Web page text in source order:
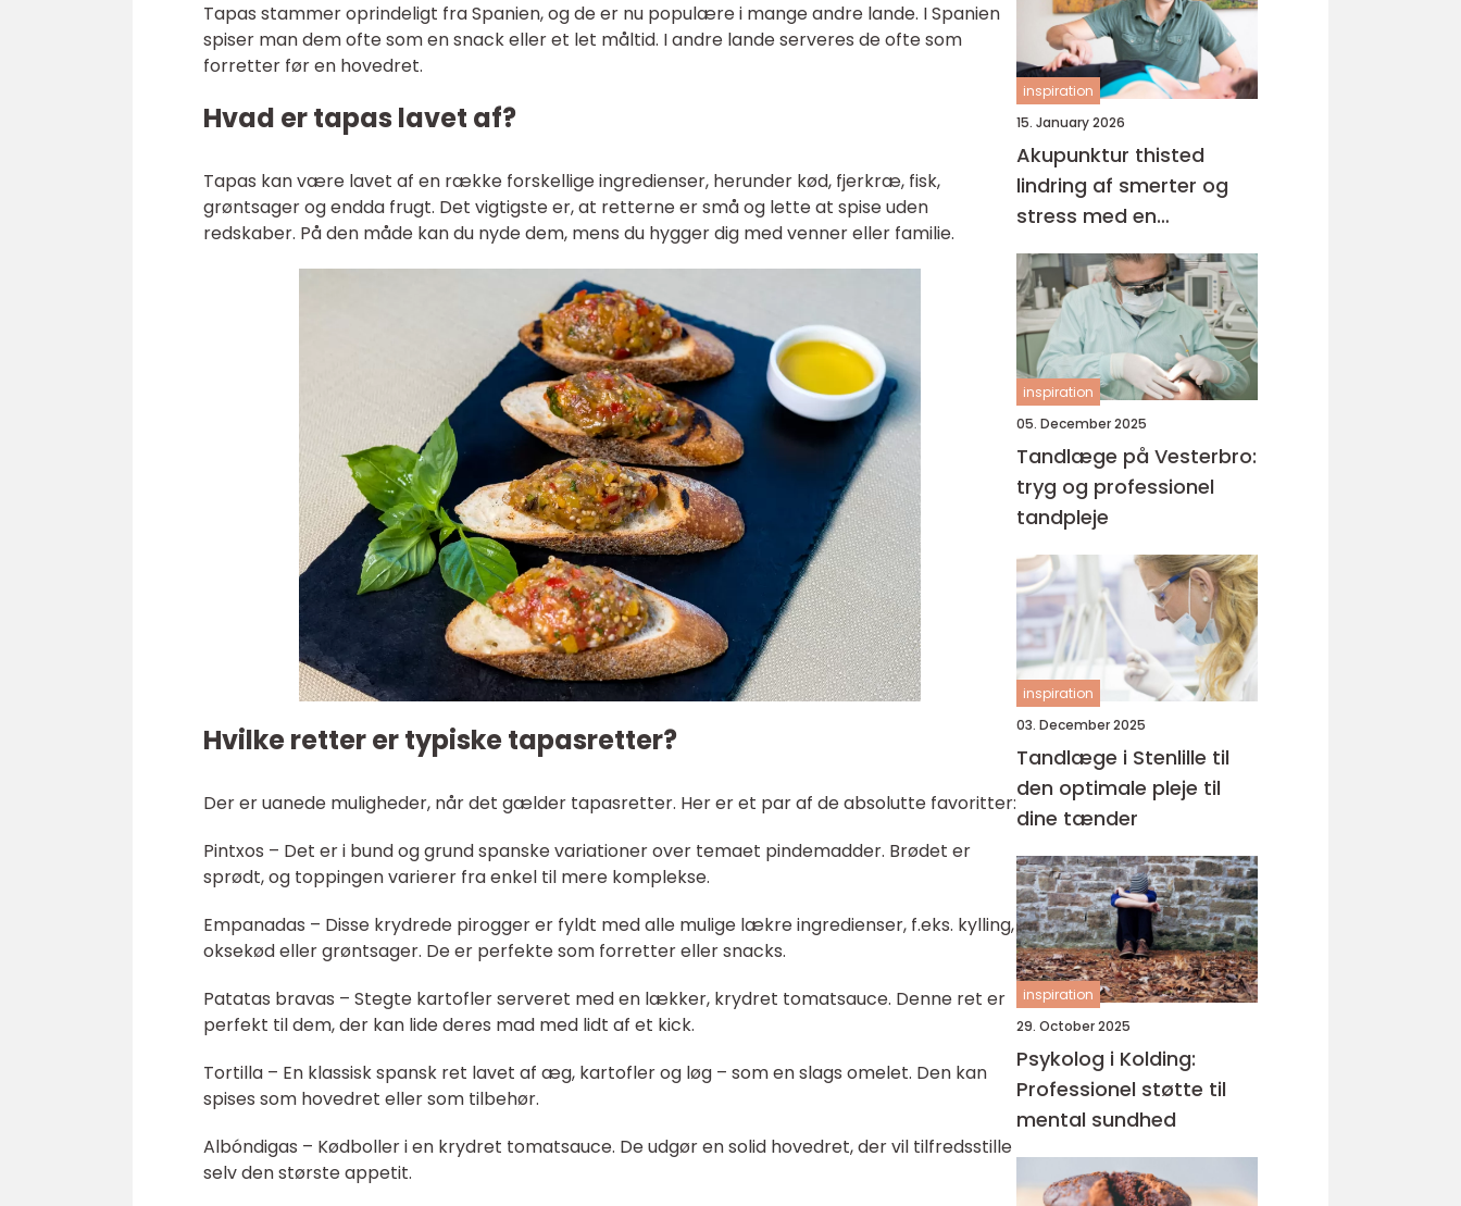
Tapas stammer oprindeligt fra Spanien, og de er nu populære i mange andre lande. I Spanien
spiser man dem ofte som en snack eller et let måltid. I andre lande serveres de ofte som
forretter før en hovedret.
Hvad er tapas lavet af?
Tapas kan være lavet af en række forskellige ingredienser, herunder kød, fjerkræ, fisk,
grøntsager og endda frugt. Det vigtigste er, at retterne er små og lette at spise uden
redskaber. På den måde kan du nyde dem, mens du hygger dig med venner eller familie.
Hvilke retter er typiske tapasretter?
Der er uanede muligheder, når det gælder tapasretter. Her er et par af de absolutte favoritter:
Pintxos – Det er i bund og grund spanske variationer over temaet pindemadder. Brødet er
sprødt, og toppingen varierer fra enkel til mere komplekse.
Empanadas – Disse krydrede pirogger er fyldt med alle mulige lækre ingredienser, f.eks. kylling,
oksekød eller grøntsager. De er perfekte som forretter eller snacks.
Patatas bravas – Stegte kartofler serveret med en lækker, krydret tomatsauce. Denne ret er
perfekt til dem, der kan lide deres mad med lidt af et kick.
Tortilla – En klassisk spansk ret lavet af æg, kartofler og løg – som en slags omelet. Den kan
spises som hovedret eller som tilbehør.
Albóndigas – Kødboller i en krydret tomatsauce. De udgør en solid hovedret, der vil tilfredsstille
selv den største appetit.
inspiration
15. January 2026
Akupunktur thisted
lindring af smerter og
stress med en
helhedsorienteret
tilgang
inspiration
05. December 2025
Tandlæge på Vesterbro:
tryg og professionel
tandpleje
inspiration
03. December 2025
Tandlæge i Stenlille til
den optimale pleje til
dine tænder
inspiration
29. October 2025
Psykolog i Kolding:
Professionel støtte til
mental sundhed